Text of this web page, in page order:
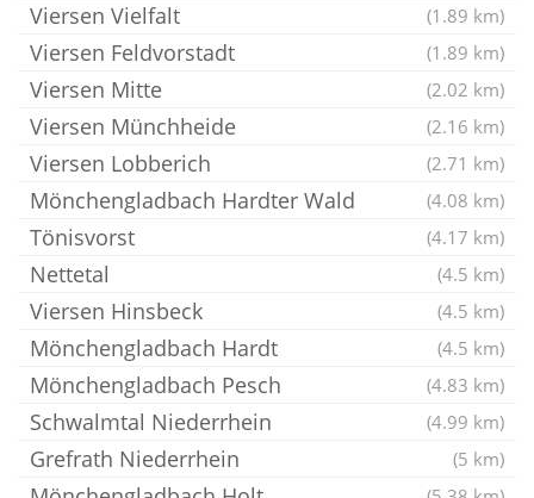
Viersen Vielfalt (1.89 km)
Viersen Feldvorstadt (1.89 km)
Viersen Mitte (2.02 km)
Viersen Münchheide (2.16 km)
Viersen Lobberich (2.71 km)
Mönchengladbach Hardter Wald (4.08 km)
Tönisvorst (4.17 km)
Nettetal (4.5 km)
Viersen Hinsbeck (4.5 km)
Mönchengladbach Hardt (4.5 km)
Mönchengladbach Pesch (4.83 km)
Schwalmtal Niederrhein (4.99 km)
Grefrath Niederrhein (5 km)